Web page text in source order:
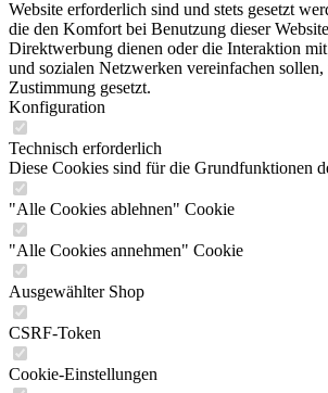
Website erforderlich sind und stets gesetzt
die den Komfort bei Benutzung dieser
Direktwerbung dienen oder die Interaktion mit
und sozialen Netzwerken vereinfachen
Zustimmung gesetzt.
Konfiguration
Technisch erforderlich
Diese Cookies sind für die Grundfunktionen
"Alle Cookies ablehnen" Cookie
"Alle Cookies annehmen" Cookie
Ausgewählter Shop
CSRF-Token
Cookie-Einstellungen